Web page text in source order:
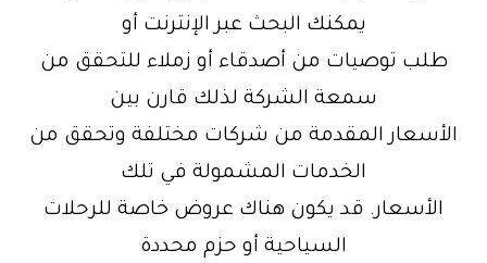
يمكنك البحث عبر الإنترنت أو
طلب توصيات من أصدقاء أو زملاء للتحقق من
سمعة الشركة لذلك قارن بين
الأسعار المقدمة من شركات مختلفة وتحقق من
الخدمات المشمولة في تلك
الأسعار. قد يكون هناك عروض خاصة للرحلات
السياحية أو حزم محددة